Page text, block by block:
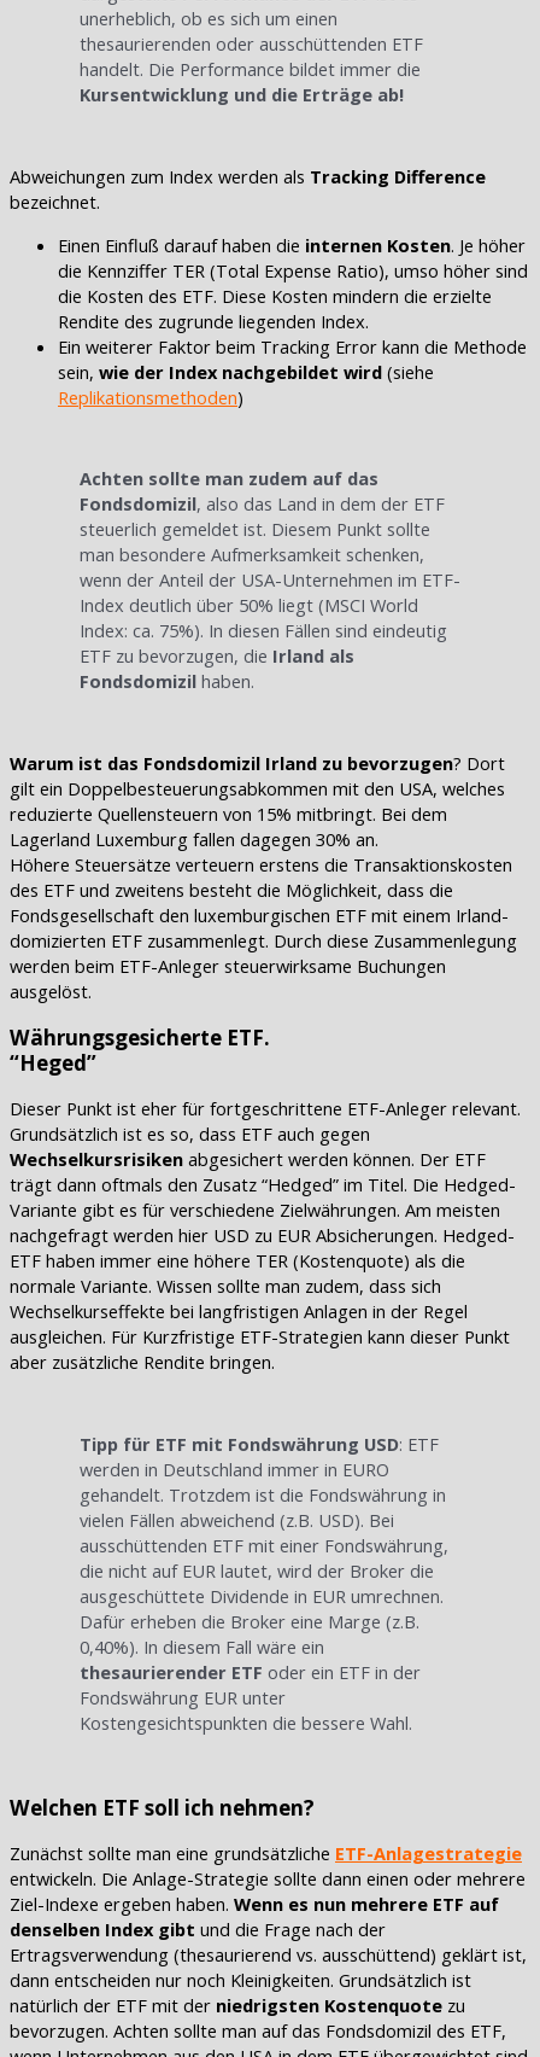
unerheblich, ob es sich um einen
thesaurierenden oder ausschüttenden ETF
handelt. Die Performance bildet immer die
Kursentwicklung und die Erträge ab!
Abweichungen zum Index werden als Tracking Difference
bezeichnet.
Einen Einfluß darauf haben die internen Kosten. Je höher
die Kennziffer TER (Total Expense Ratio), umso höher sind
die Kosten des ETF. Diese Kosten mindern die erzielte
Rendite des zugrunde liegenden Index.
Ein weiterer Faktor beim Tracking Error kann die Methode
sein, wie der Index nachgebildet wird (siehe
Replikationsmethoden)
Achten sollte man zudem auf das
Fondsdomizil, also das Land in dem der ETF
steuerlich gemeldet ist. Diesem Punkt sollte
man besondere Aufmerksamkeit schenken,
wenn der Anteil der USA-Unternehmen im ETF-
Index deutlich über 50% liegt (MSCI World
Index: ca. 75%). In diesen Fällen sind eindeutig
ETF zu bevorzugen, die Irland als
Fondsdomizilhaben.
Warum ist das Fondsdomizil Irland zu bevorzugen? Dort
gilt ein Doppelbesteuerungsabkommen mit den USA, welches
reduzierte Quellensteuern von 15% mitbringt. Bei dem
Lagerland Luxemburg fallen dagegen 30% an.
Höhere Steuersätze verteuern erstens die Transaktionskosten
des ETF und zweitens besteht die Möglichkeit, dass die
Fondsgesellschaft den luxemburgischen ETF mit einem Irland-
domizierten ETF zusammenlegt. Durch diese Zusammenlegung
werden beim ETF-Anleger steuerwirksame Buchungen
ausgelöst.
Währungsgesicherte ETF.
“Heged”
Dieser Punkt ist eher für fortgeschrittene ETF-Anleger relevant.
Grundsätzlich ist es so, dass ETF auch gegen
Wechselkursrisiken abgesichert werden können. Der ETF
trägt dann oftmals den Zusatz “Hedged” im Titel. Die Hedged-
Variante gibt es für verschiedene Zielwährungen. Am meisten
nachgefragt werden hier USD zu EUR Absicherungen. Hedged-
ETF haben immer eine höhere TER (Kostenquote) als die
normale Variante. Wissen sollte man zudem, dass sich
Wechselkurseffekte bei langfristigen Anlagen in der Regel
ausgleichen. Für Kurzfristige ETF-Strategien kann dieser Punkt
aber zusätzliche Rendite bringen.
Tipp für ETF mit Fondswährung USD: ETF
werden in Deutschland immer in EURO
gehandelt. Trotzdem ist die Fondswährung in
vielen Fällen abweichend (z.B. USD). Bei
ausschüttenden ETF mit einer Fondswährung,
die nicht auf EUR lautet, wird der Broker die
ausgeschüttete Dividende in EUR umrechnen.
Dafür erheben die Broker eine Marge (z.B.
0,40%). In diesem Fall wäre ein
thesaurierender ETF oder ein ETF in der
Fondswährung EUR unter
Kostengesichtspunkten die bessere Wahl.
Welchen ETF soll ich nehmen?
Zunächst sollte man eine grundsätzliche ETF-Anlagestrategie
entwickeln. Die Anlage-Strategie sollte dann einen oder mehrere
Ziel-Indexe ergeben haben. Wenn es nun mehrere ETF auf
denselben Index gibt und die Frage nach der
Ertragsverwendung (thesaurierend vs. ausschüttend) geklärt ist,
dann entscheiden nur noch Kleinigkeiten. Grundsätzlich ist
natürlich der ETF mit der niedrigsten Kostenquote zu
bevorzugen. Achten sollte man auf das Fondsdomizil des ETF,